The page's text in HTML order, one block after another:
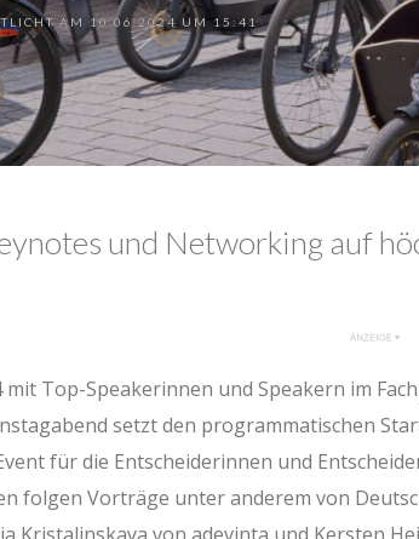
AM 10.06.2024 UM 15:41
und Networking auf
mit Top-Speakerinnen und Speakern im
setzt den programmatischen
für die Entscheiderinnen und
folgen Vorträge unter anderem von
Kristalinskaya von adevinta und Kersten